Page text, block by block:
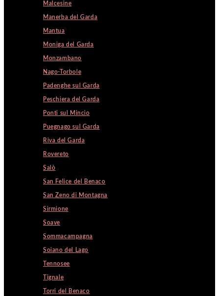
Malcesine
Manerba del Garda
Mantua
Moniga del Garda
Monzambano
Nago-Torbole
Padenghe sul Garda
Peschiera del Garda
Ponti sul Mincio
Puegnago sul Garda
Riva del Garda
Rovereto
Salò
San Felice del Benaco
San Zeno di Montagna
Sirmione
Soave
Sommacampagna
Soiano del Lago
Tennosee
Tignale
Torri del Benaco